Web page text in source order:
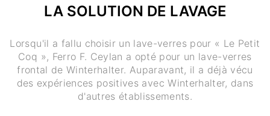
LA SOLUTION DE LAVAGE
Lorsqu'il a fallu choisir un lave-verres pour « Le Petit
Coq », Ferro F. Ceylan a opté pour un lave-verres
frontal de Winterhalter. Auparavant, il a déjà vécu
des expériences positives avec Winterhalter, dans
d'autres établissements.